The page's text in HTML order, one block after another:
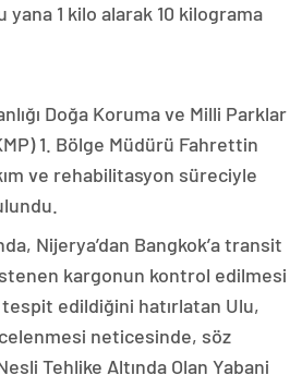
1 kilo alarak 10 kilograma
Doğa Koruma ve Milli Parklar
1. Bölge Müdürü Fahrettin
ve rehabilitasyon süreciyle
Nijerya’dan Bangkok’a transit
kargonun kontrol edilmesi
edildiğini hatırlatan Ulu,
neticesinde, söz
Tehlike Altında Olan Yabani